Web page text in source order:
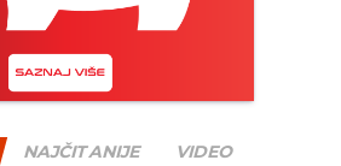
NAJČITANIJE VIDEO